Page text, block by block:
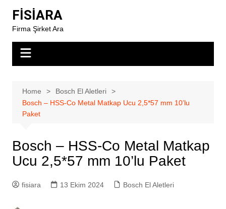
content
FİSİARA
Firma Şirket Ara
Home
Bosch El Aletleri
Bosch – HSS-Co Metal Matkap Ucu 2,5*57 mm 10’lu
Paket
Bosch – HSS-Co Metal Matkap
Ucu 2,5*57 mm 10’lu Paket
fisiara 13 Ekim 2024 Bosch El Aletleri